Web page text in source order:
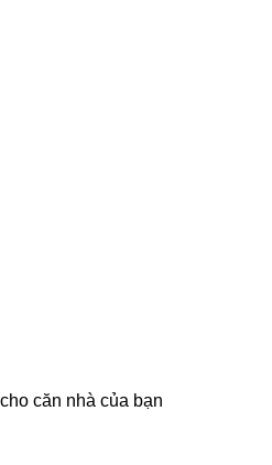
căn nhà của bạn